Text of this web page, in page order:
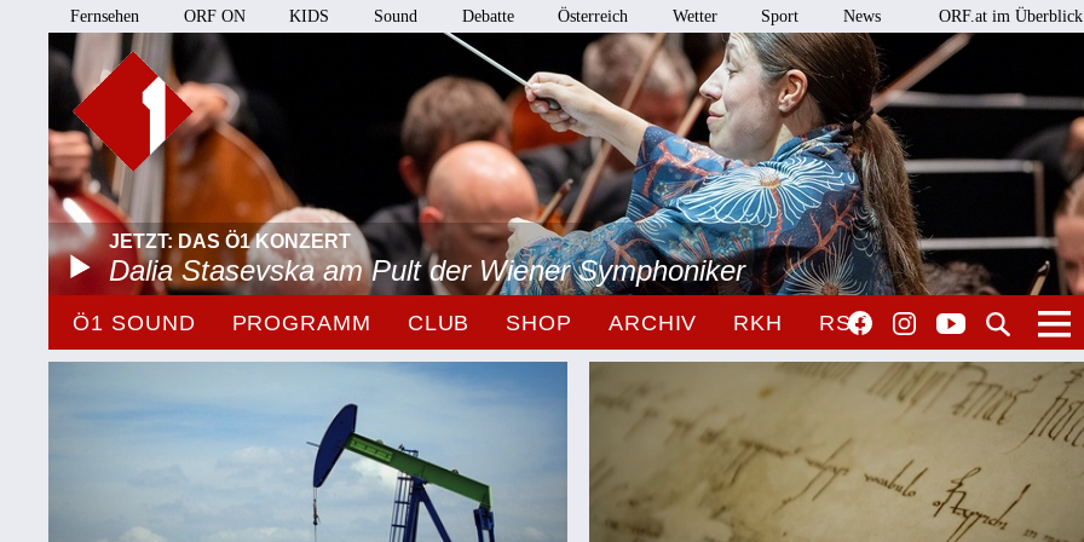
Fernsehen ORF ON KIDS Sound Debatte Österreich Wetter Sport News ORF.at im Überblick
JETZT: DAS Ö1 KONZERT
Dalia Stasevska am Pult der Wiener Symphoniker
Ö1 SOUND PROGRAMM CLUB SHOP ARCHIV RKH RSO